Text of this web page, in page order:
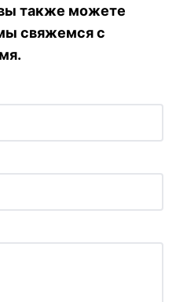
также можете
свяжемся с